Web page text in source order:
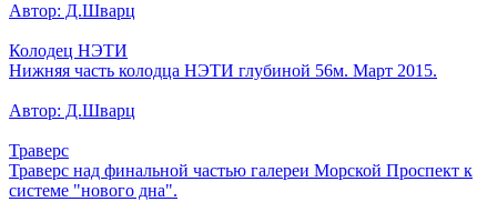
Автор: Д.Шварц
Колодец НЭТИ
Нижняя часть колодца НЭТИ глубиной 56м. Март 2015.
Автор: Д.Шварц
Траверс
Траверс над финальной частью галереи Морской Проспект к
системе "нового дна".